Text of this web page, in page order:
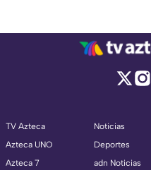
TV Azteca
Azteca UNO
Azteca 7
Noticias
Deportes
adn Noticias